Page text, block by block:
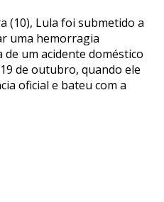
(10), Lula foi submetido a
uma hemorragia
um acidente doméstico
de outubro, quando ele
oficial e bateu com a